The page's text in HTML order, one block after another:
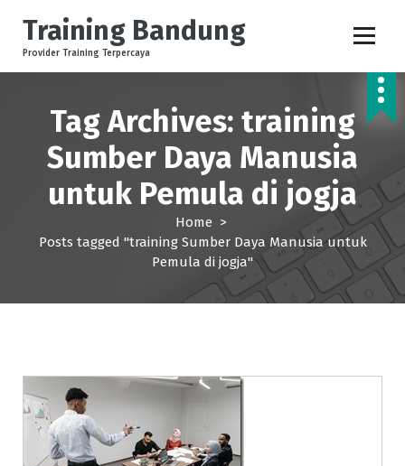
p
Training Bandung
Provider Training Terpercaya
Tag Archives: training
Sumber Daya Manusia
untuk Pemula di jogja
Home >
Posts tagged "training Sumber Daya Manusia untuk
Pemula di jogja"